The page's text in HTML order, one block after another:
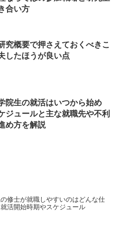
合い方
究概要で押さえておくべきこ
したほうが良い点
院生の就活はいつから始め
ジュールと主な就職先や不利
め方を解説
修士が就職しやすいのはどんな仕
活開始時期やスケジュール